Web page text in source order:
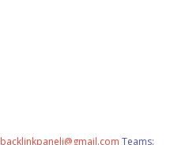
backlinkpaneli@gmail.com Teams: